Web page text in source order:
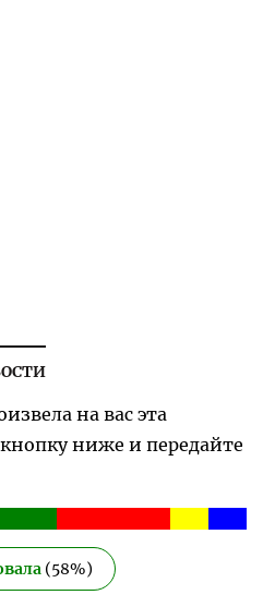
на вас эта
ниже и передайте
(58%)